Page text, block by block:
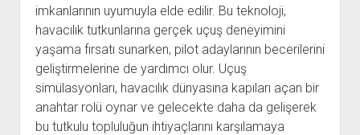
imkanlarının uyumuyla elde edilir. Bu teknoloji,
havacılık tutkunlarına gerçek uçuş deneyimini
yaşama fırsatı sunarken, pilot adaylarının becerilerini
geliştirmelerine de yardımcı olur. Uçuş
simülasyonları, havacılık dünyasına kapıları açan bir
anahtar rolü oynar ve gelecekte daha da gelişerek
bu tutkulu topluluğun ihtiyaçlarını karşılamaya